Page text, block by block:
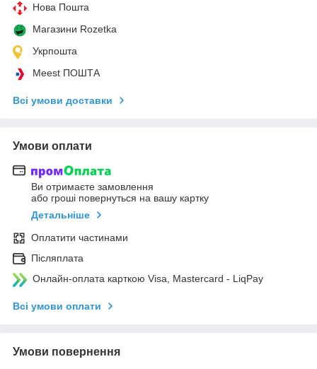
Нова Пошта
Магазини Rozetka
Укрпошта
Meest ПОШТА
Всі умови доставки
Умови оплати
Ви отримаєте замовлення
або гроші повернуться на вашу картку
Детальніше
Оплатити частинами
Післяплата
Онлайн-оплата карткою Visa, Mastercard - LiqPay
Всі умови оплати
Умови повернення